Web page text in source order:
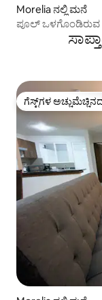
Morelia ನಲ್ಲಿ ಮನೆ
ಪೂಲ್
ಗೆಸ್ಟ್‌ಗಳ
ಗೆಸ್ಟ್‌ಗಳ